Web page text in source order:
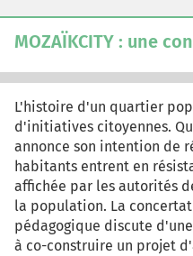
MOZAÏKCITY : une
L'histoire d'un quartier
d'initiatives citoyennes.
annonce son intention de
habitants entrent en
affichée par les autorités
la population. La
pédagogique discute
à co-construire un projet